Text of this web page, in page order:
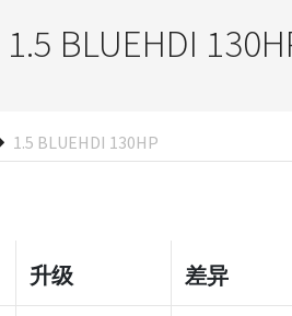
1.5 BLUEHDI
1.5 BLUEHDI 130HP
升级 差异